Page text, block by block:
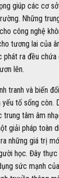
giúp các cơ
Những
công nghệ
tương lai của
ra đều
lên.
tranh và biến
yếu tố sống
trung tâm âm
giải pháp toàn
những giá trị
học. Đây
sức mạnh